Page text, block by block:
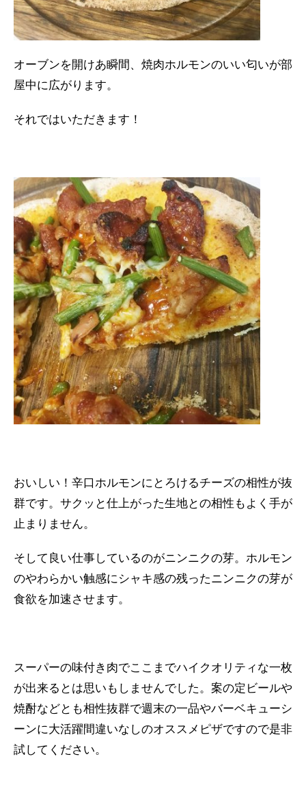
オーブンを開けあ瞬間、焼肉ホルモンのいい匂いが部
屋中に広がります。
それではいただきます！
おいしい！辛口ホルモンにとろけるチーズの相性が抜
群です。サクッと仕上がった生地との相性もよく手が
止まりません。
そして良い仕事しているのがニンニクの芽。ホルモン
のやわらかい触感にシャキ感の残ったニンニクの芽が
食欲を加速させます。
スーパーの味付き肉でここまでハイクオリティな一枚
が出来るとは思いもしませんでした。案の定ビールや
焼酎などとも相性抜群で週末の一品やバーベキューシ
ーンに大活躍間違いなしのオススメピザですので是非
試してください。